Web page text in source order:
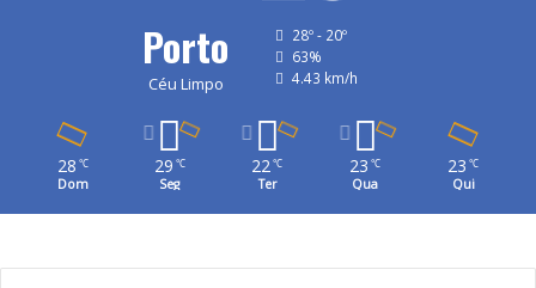
Porto
Céu Limpo
28º - 20º
63%
4.43 km/h
28 ℃
Dom
29 ℃
Seg
22℃
Ter
23 ℃
Qua
23 ℃
Qui